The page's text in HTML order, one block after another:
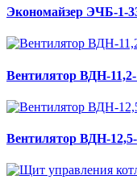
Экономайзер ЭЧБ-1-
Вентилятор ВДН-11,2-
Вентилятор ВДН-